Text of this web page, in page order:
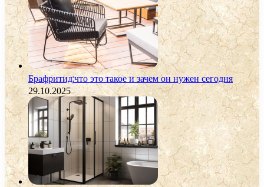
Брафритид:что это такое и зачем он нужен сегодня
29.10.2025